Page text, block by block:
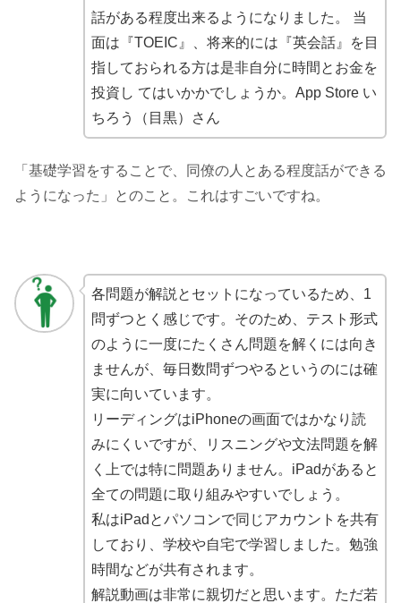
話がある程度出来るようになりました。 当
面は『TOEIC』、将来的には『英会話』を目
指しておられる方は是非自分に時間とお金を
投資し てはいかかでしょうか。App Store い
ちろう（目黒）さん
「基礎学習をすることで、同僚の人とある程度話ができる
ようになった」とのこと。これはすごいですね。
各問題が解説とセットになっているため、1
問ずつとく感じです。そのため、テスト形式
のように一度にたくさん問題を解くには向き
ませんが、毎日数問ずつやるというのには確
実に向いています。
リーディングはiPhoneの画面ではかなり読
みにくいですが、リスニングや文法問題を解
く上では特に問題ありません。iPadがあると
全ての問題に取り組みやすいでしょう。
私はiPadとパソコンで同じアカウントを共有
しており、学校や自宅で学習しました。勉強
時間などが共有されます。
解説動画は非常に親切だと思います。ただ若